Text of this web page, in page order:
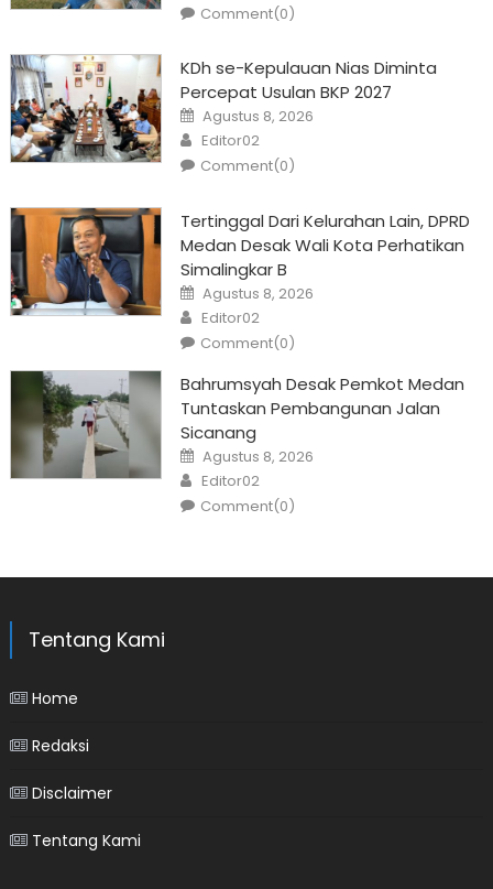
Comment(0)
KDh se-Kepulauan Nias Diminta
Percepat Usulan BKP 2027
Posted
on
Agustus 8, 2026
Author
Editor02
Comment(0)
Tertinggal Dari Kelurahan Lain, DPRD
Medan Desak Wali Kota Perhatikan
Simalingkar B
Posted
on
Agustus 8, 2026
Author
Editor02
Comment(0)
Bahrumsyah Desak Pemkot Medan
Tuntaskan Pembangunan Jalan
Sicanang
Posted
on
Agustus 8, 2026
Author
Editor02
Comment(0)
Tentang Kami
Home
Redaksi
Disclaimer
Tentang Kami